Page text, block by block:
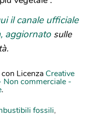
il canale ufficiale
aggiornato sulle
Licenza Creative
commerciale -
.
fossili,